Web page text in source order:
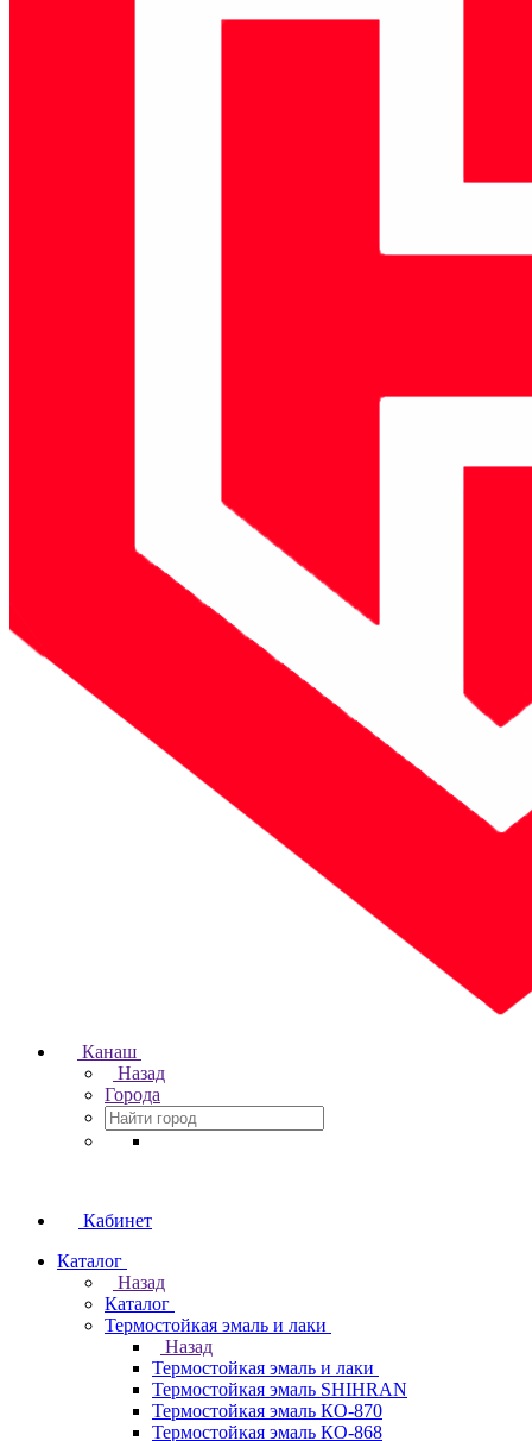
Канаш
Назад
Города
Кабинет
Каталог
Назад
Каталог
Термостойкая эмаль и лаки
Назад
Термостойкая эмаль и лаки
Термостойкая эмаль SHIHRAN
Термостойкая эмаль КО-870
Термостойкая эмаль КО-868